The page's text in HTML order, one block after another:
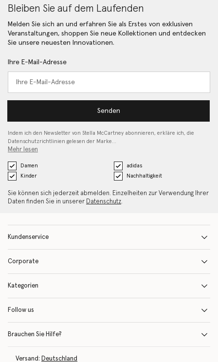
Bleiben Sie auf dem Laufenden
Melden Sie sich an und erfahren Sie als Erstes von exklusiven
Veranstaltungen, shoppen Sie neue Kollektionen und entdecken
Sie unsere neuesten Innovationen.
Ihre E-Mail-Adresse
Senden
Indem ich den Newsletter von Stella McCartney abonnieren, erkläre ich, die
Datenschutzrichtlinien gelesen der Marke…
Mehr lesen
Damen
adidas
Kinder
Nachhaltigkeit
Sie können sich jederzeit abmelden. Einzelheiten zur Verwendung Ihrer
Daten finden Sie in unserer Datenschutz.
Kundenservice
Corporate
Kategorien
Follow us
Brauchen Sie Hilfe?
Versand: Deutschland